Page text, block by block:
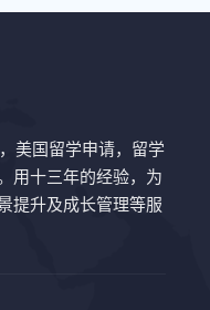
美国留学申请，留学
用十三年的经验，为
提升及成长管理等服